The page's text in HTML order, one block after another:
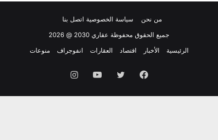
من نحن سياسة الخصوصية اتصل بنا
جميع الحقوق محفوظة عقاري 2030 @ 2026
الرئيسية
الأخبار اقتصاد العقارات انفوجراف منوعات
فيسبوك تويتر يوتيوب